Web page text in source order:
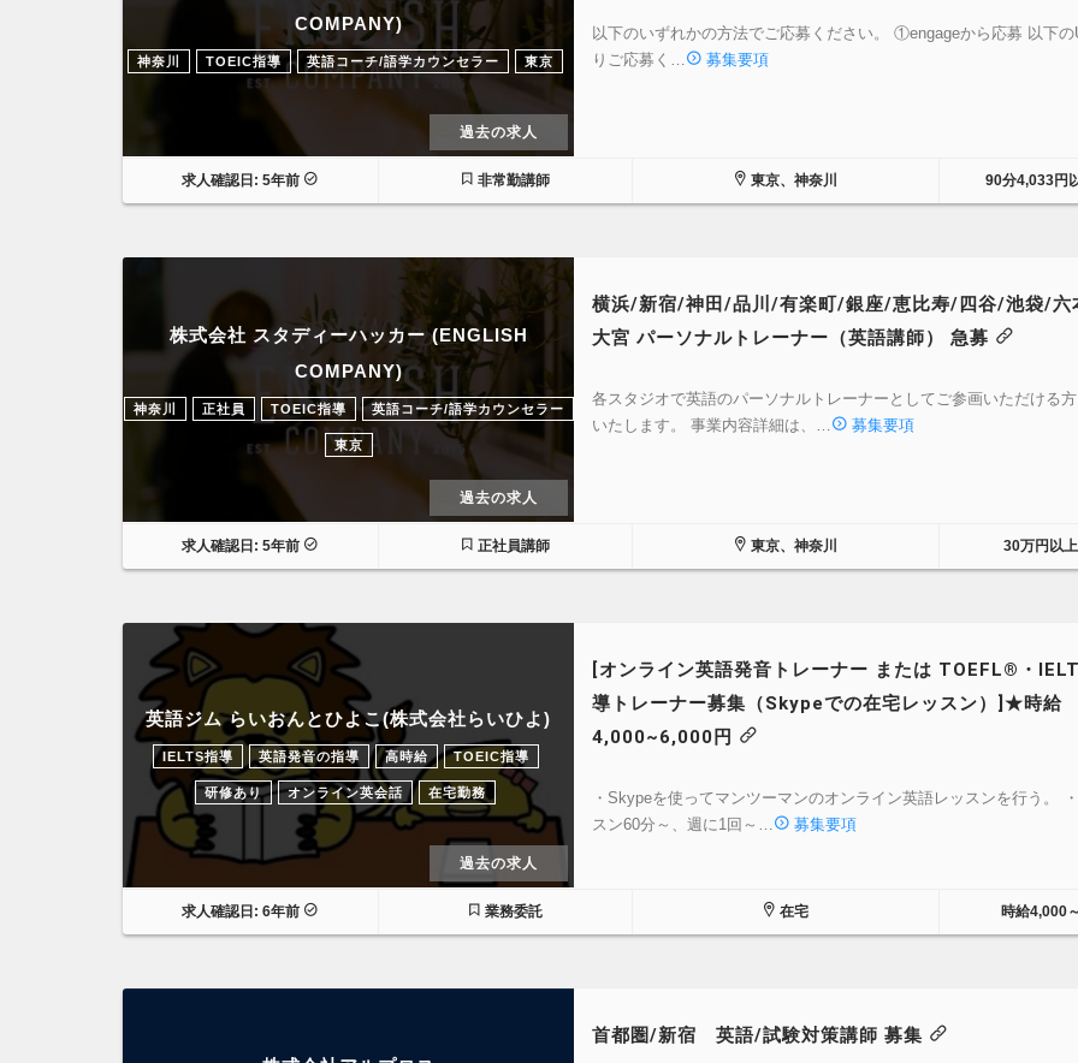
COMPANY)
神奈川 TOEIC指導 英語コーチ/語学カウンセラー 東京
過去の求人
以下のいずれかの方法でご応募ください。 ①engageから応募 以下の
りご応募く…
募集要項
求人確認日: 5年前 非常勤講師 東京、神奈川 90分4,033円
株式会社 スタディーハッカー (ENGLISH
COMPANY)
神奈川 正社員 TOEIC指導 英語コーチ/語学カウンセラー
東京
過去の求人
横浜/新宿/神田/品川/有楽町/銀座/恵比寿/四谷/池袋/六
大宮 パーソナルトレーナー（英語講師） 急募
各スタジオで英語のパーソナルトレーナーとしてご参画いただける
いたします。 事業内容詳細は、…
募集要項
求人確認日: 5年前 正社員講師 東京、神奈川 30万円以上
英語ジム らいおんとひよこ(株式会社らいひよ)
IELTS指導 英語発音の指導 高時給 TOEIC指導
研修あり オンライン英会話 在宅勤務
過去の求人
[オンライン英語発音トレーナー または TOEFL®・
導トレーナー募集（Skypeでの在宅レッスン）]★時給
4,000~6,000円
・Skypeを使ってマンツーマンのオンライン英語レッスンを行う。
スン60分～、週に1回～…
募集要項
求人確認日: 6年前 業務委託 在宅 時給4,000～
首都圏/新宿 英語/試験対策講師 募集